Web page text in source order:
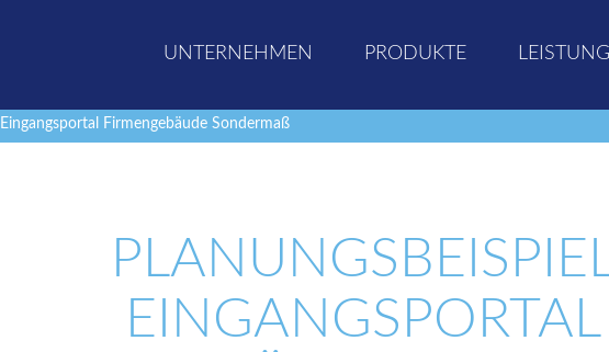
UNTERNEHMEN PRODUKTE
Firmengebäude Sondermaß
EINGANGSPORTAL